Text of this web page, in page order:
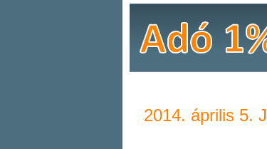
2014. április 5.